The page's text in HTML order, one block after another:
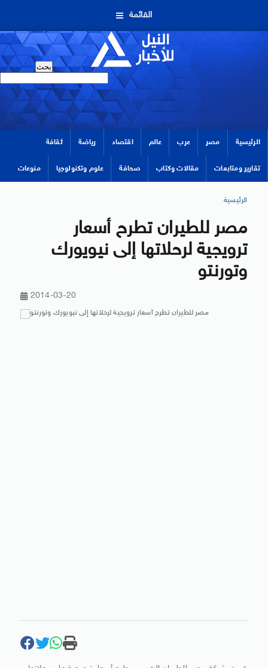
القائمة
الرئيسية مصر عرب عالم اقتصاد رياضة ثقافة
تقارير ومتابعات مقالات وكتاب صحافة علوم وتكنولوجيا منوعات
الرئيسية
مصر للطيران تطرح أسعار
ترويجية لرحلاتها إلى نيويورك
وتورنتو
2014-03-20